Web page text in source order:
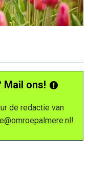
Mail ons!
de redactie van
!